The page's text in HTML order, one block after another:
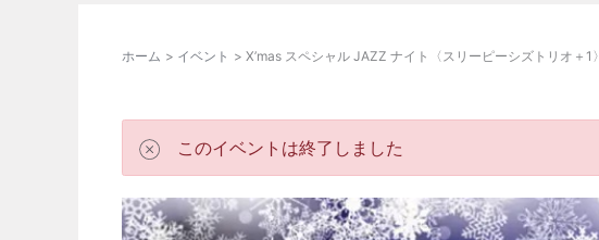
ホーム イベント X’mas スペシャル JAZZ ナイト〈スリーピーシズトリオ＋1〉
このイベントは終了しました